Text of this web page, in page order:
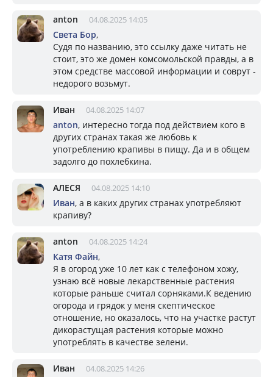
anton 04.08.2025 14:05
Света Бор,
Судя по названию, это ссылку даже читать не
стоит, это же домен комсомольской правды, а в
этом средстве массовой информации и соврут -
недорого возьмут.
Иван 04.08.2025 14:07
anton, интересно тогда под действием кого в
других странах такая же любовь к
употреблению крапивы в пищу. Да и в общем
задолго до похлебкина.
АЛЕСЯ 04.08.2025 14:10
Иван, а в каких других странах употребляют
крапиву?
anton 04.08.2025 14:24
Катя Файн,
Я в огород уже 10 лет как с телефоном хожу,
узнаю всё новые лекарственные растения
которые раньше считал сорняками.К ведению
огорода и грядок у меня скептическое
отношение, но оказалось, что на участке растут
дикорастущая растения которые можно
употреблять в качестве зелени.
Иван 04.08.2025 14:26